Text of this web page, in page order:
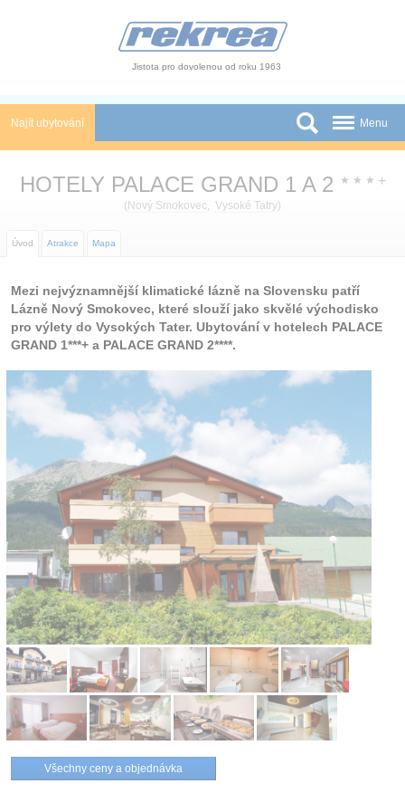
Jistota pro dovolenou od roku 1963
Najít ubytování
Autobusové zájezdy
Novinky
Atrakce
O nás
Kontakt
Menu
HOTELY PALACE GRAND 1 A 2 ★ ★ ★ +
( Nový Smokovec, Vysoké Tatry)
Úvod Atrakce Mapa
Mezi nejvýznamnější klimatické lázně na Slovensku patří
Lázně Nový Smokovec, které slouží jako skvělé východisko
pro výlety do Vysokých Tater. Ubytování v hotelech PALACE
GRAND 1***+ a PALACE GRAND 2****.
Všechny ceny a objednávka